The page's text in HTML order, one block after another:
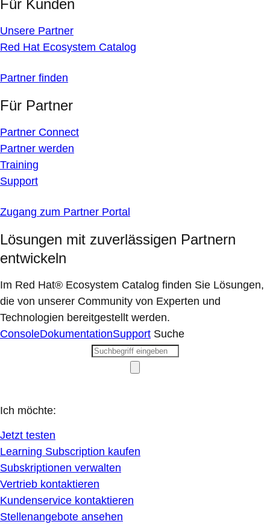
Für Kunden
Unsere Partner
Red Hat Ecosystem Catalog
Partner finden
Für Partner
Partner Connect
Partner werden
Training
Support
Zugang zum Partner Portal
Lösungen mit zuverlässigen Partnern
entwickeln
Im Red Hat® Ecosystem Catalog finden Sie Lösungen,
die von unserer Community von Experten und
Technologien bereitgestellt werden.
ConsoleDokumentationSupport Suche
Ich möchte:
Jetzt testen
Learning Subscription kaufen
Subskriptionen verwalten
Vertrieb kontaktieren
Kundenservice kontaktieren
Stellenangebote ansehen